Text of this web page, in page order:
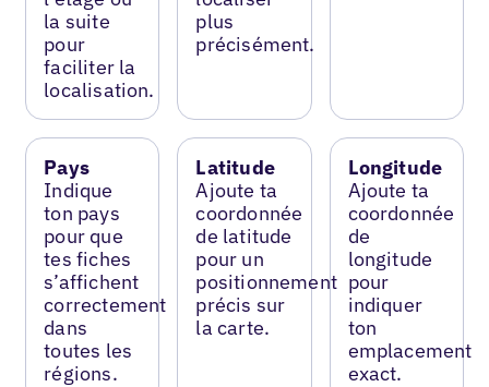
la suite
pour
faciliter la
localisation.
plus
précisément.
Pays
Indique
ton pays
pour que
tes fiches
s’affichent
correctement
dans
toutes les
régions.
Latitude
Ajoute ta
coordonnée
de latitude
pour un
positionnement
précis sur
la carte.
Longitude
Ajoute ta
coordonnée
de
longitude
pour
indiquer
ton
emplacement
exact.